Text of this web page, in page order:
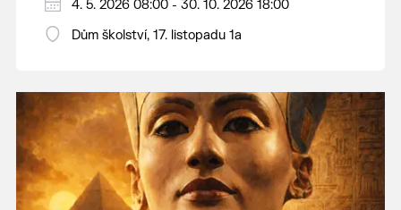
vlastní příběh... o radosti, vidění, objevování
světa kolem.
Děkujeme mladým umělcům za jejich úsilí,
nápaditost, nadšení, rodičům za jejich
inspirují a překvapí svou upřímností.
4. 5. 2026 08:00 - 30. 10. 2026 18:00
Dům školství, 17. listopadu 1a